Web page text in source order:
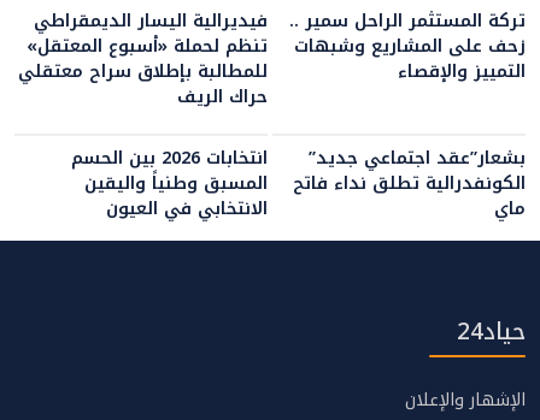
تركة المستثمر الراحل سمير ..
زحف على المشاريع وشبهات
التمييز والإقصاء
فيديرالية اليسار الديمقراطي
تنظم لحملة «أسبوع المعتقل»
للمطالبة بإطلاق سراح معتقلي
حراك الريف
بشعار”عقد اجتماعي جديد”
الكونفدرالية تطلق نداء فاتح
ماي
انتخابات 2026 بين الحسم
المسبق وطنياً واليقين
الانتخابي في العيون
حياد24
الإشهار والإعلان